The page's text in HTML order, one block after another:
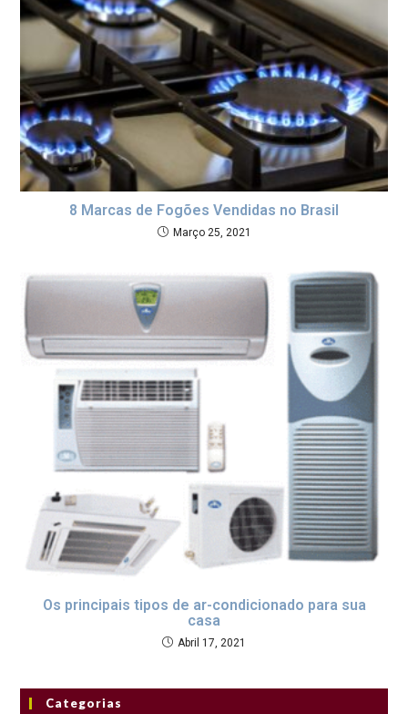
8 Marcas de Fogões Vendidas no Brasil
Março 25, 2021
Os principais tipos de ar-condicionado para sua
casa
Abril 17, 2021
Categorias